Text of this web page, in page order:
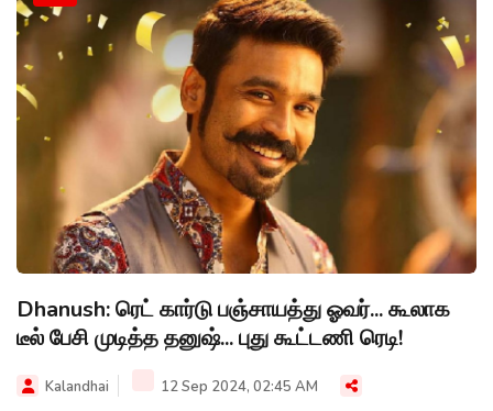
Dhanush: ரெட் கார்டு பஞ்சாயத்து ஓவர்... கூலாக
டீல் பேசி முடித்த தனுஷ்... புது கூட்டணி ரெடி!
Kalandhai 12 Sep 2024, 02:45 AM